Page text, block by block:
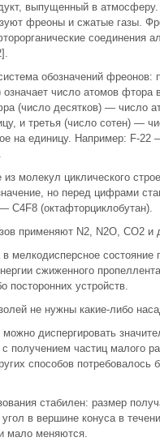
выпущенный в
фреоны и сжатые газы.
соединения
обозначений фреонов:
число атомов фтора
(число десятков) — число
и третья (число сотен) —
на единицу. Например: F-22
молекул циклического
но перед цифрами
C4F8 (октафторциклобутан).
применяют N2, N2O, CO2 и
мелкодисперсное состояние
сжиженного
посторонних устройств.
не нужны какие-либо
диспергировать
с получением частиц малого
способов потребовалось
стабилен: размер
в вершине конуса в
мало меняются.